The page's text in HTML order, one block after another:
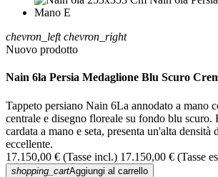
chevron_left chevron_right
Nuovo prodotto
Nain 6la Persia Medaglione Blu Scuro
Tappeto persiano Nain 6La annodato a mano
centrale e disegno floreale su fondo blu scuro.
cardata a mano e seta, presenta un'alta
eccellente.
17.150,00 € (Tasse incl.) 17.150,00 € (Tasse
shopping_cartAggiungi al carrello